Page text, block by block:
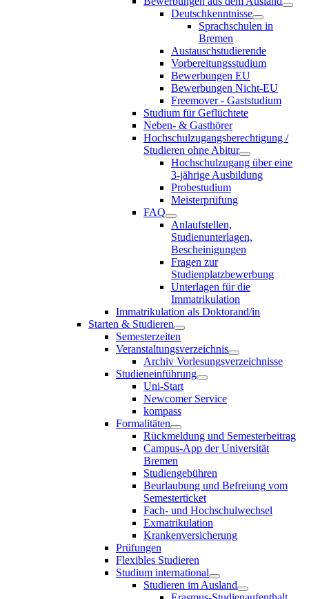
Deutschkenntnisse
Sprachschulen in
Bremen
Austauschstudierende
Vorbereitungsstudium
Bewerbungen EU
Bewerbungen Nicht-EU
Freemover - Gaststudium
Studium für Geflüchtete
Neben- & Gasthörer
Hochschulzugangsberechtigung /
Studieren ohne Abitur
Hochschulzugang über eine
3-jährige Ausbildung
Probestudium
Meisterprüfung
FAQ
Anlaufstellen,
Studienunterlagen,
Bescheinigungen
Fragen zur
Studienplatzbewerbung
Unterlagen für die
Immatrikulation
Immatrikulation als Doktorand/in
Starten & Studieren
Semesterzeiten
Veranstaltungsverzeichnis
Archiv Vorlesungsverzeichnisse
Studieneinführung
Uni-Start
Newcomer Service
kompass
Formalitäten
Rückmeldung und Semesterbeitrag
Campus-App der Universität
Bremen
Studiengebühren
Beurlaubung und Befreiung vom
Semesterticket
Fach- und Hochschulwechsel
Exmatrikulation
Krankenversicherung
Prüfungen
Flexibles Studieren
Studium international
Studieren im Ausland